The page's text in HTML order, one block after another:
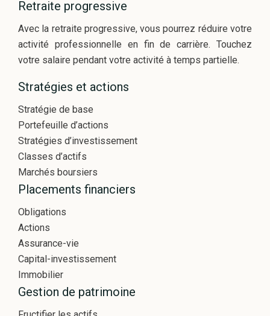
Retraite progressive
Avec la retraite progressive, vous pourrez réduire votre
activité professionnelle en fin de carrière. Touchez
votre salaire pendant votre activité à temps partielle.
Stratégies et actions
Stratégie de base
Portefeuille d’actions
Stratégies d’investissement
Classes d’actifs
Marchés boursiers
Placements financiers
Obligations
Actions
Assurance-vie
Capital-investissement
Immobilier
Gestion de patrimoine